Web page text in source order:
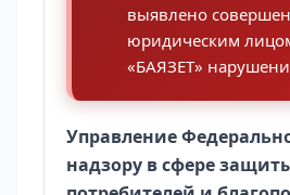
выявлено
юридическим
«БАЯЗЕТ»
Управление
надзору в сфере